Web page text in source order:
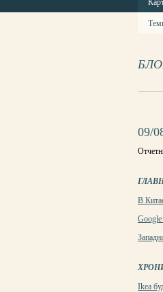
09/
В
Google
Ikea